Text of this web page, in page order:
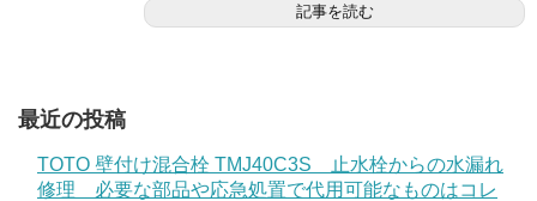
記事を読む
最近の投稿
TOTO 壁付け混合栓 TMJ40C3S 止水栓からの水漏れ
修理 必要な部品や応急処置で代用可能なものはコレ